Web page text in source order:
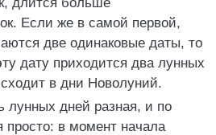
Если же в самой первой,
две одинаковые даты, то
дату приходится два лунных
в дни Новолуний.
лунных дней разная, и по
просто: в момент начала